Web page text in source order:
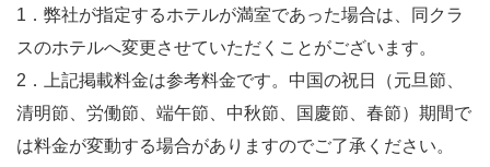
1．弊社が指定するホテルが満室であった場合は、同クラ
スのホテルへ変更させていただくことがございます。
2．上記掲載料金は参考料金です。中国の祝日（元旦節、
清明節、労働節、端午節、中秋節、国慶節、春節）期間で
は料金が変動する場合がありますのでご了承ください。